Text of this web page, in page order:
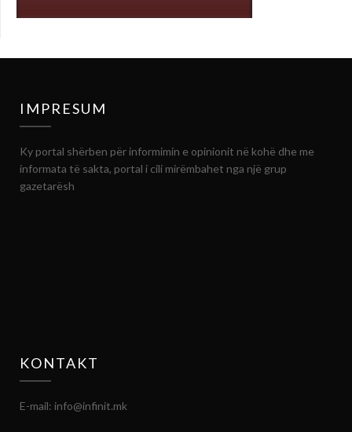
IMPRESUM
Ky portal shërben për informimin e opinionit në kohë dhe me
informata të sakta, portal i cili mirëmbahet nga një grup
gazetarësh
KONTAKT
E-mail: info@infinit.mk